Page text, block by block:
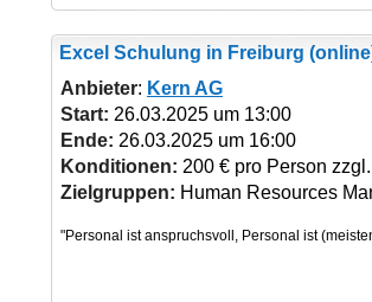
Excel Schulung in Freiburg
Anbieter: Kern AG
Start: 26.03.2025 um 13:00
Ende: 26.03.2025 um 16:00
Konditionen: 200 € pro Person
Zielgruppen: Human Resources